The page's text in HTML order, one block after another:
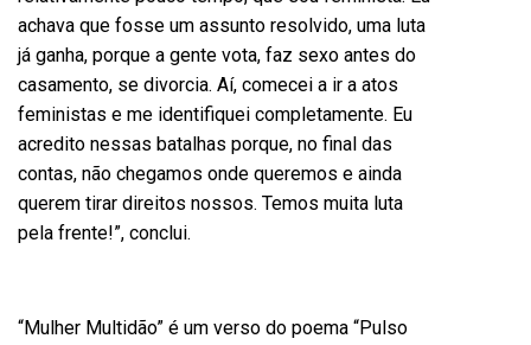
achava que fosse um assunto resolvido, uma luta
já ganha, porque a gente vota, faz sexo antes do
casamento, se divorcia. Aí, comecei a ir a atos
feministas e me identifiquei completamente. Eu
acredito nessas batalhas porque, no final das
contas, não chegamos onde queremos e ainda
querem tirar direitos nossos. Temos muita luta
pela frente!”, conclui.
“Mulher Multidão” é um verso do poema “Pulso